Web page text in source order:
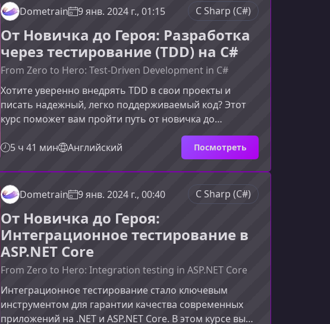
введение в ключевые концепции Чистой архитектуры
с опорой на реальные примеры и практические
рекомендации.Основные темы Базовые принципы
Чистой а
Dometrain 9 янв. 2024 г., 01:15 C Sharp (C#)
От Новичка до Героя: Разработка
через тестирование (TDD) на C#
From Zero to Hero: Test-Driven Development in C#
Хотите уверенно внедрять TDD в свои проекты и
писать надежный, легко поддерживаемый код? Этот
курс поможет вам пройти путь от новичка до
уверенного практикующего специалиста, который
понимает ценность тестов и умеет использовать их
для проектирования архитектуры и ускорения
разработки.Что вы узнаете в этом курсеКурс шаг за
шагом познакомит вас с философией и практикой
разработки через тестирование, а затем погрузит в
реальные сценарии, показыв
5 ч 41 мин Английский Посмотреть
Dometrain 9 янв. 2024 г., 00:40 C Sharp (C#)
От Новичка до Героя:
Интеграционное тестирование в
ASP.NET Core
From Zero to Hero: Integration testing in ASP.NET Core
Интеграционное тестирование стало ключевым
инструментом для гарантии качества современных
приложений на .NET и ASP.NET Core. В этом курсе вы